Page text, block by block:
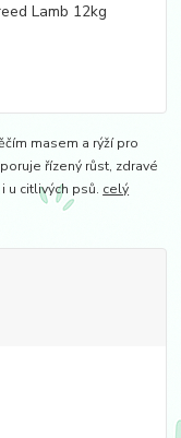
masem a rýží pro
řízený růst, zdravé
u citlivých psů. celý